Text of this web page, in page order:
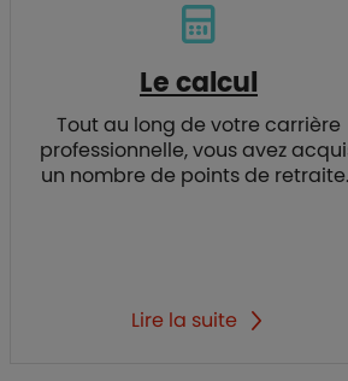
Le calcul
Tout au long de votre carrière
professionnelle, vous avez
un nombre de points de
Lire la suite